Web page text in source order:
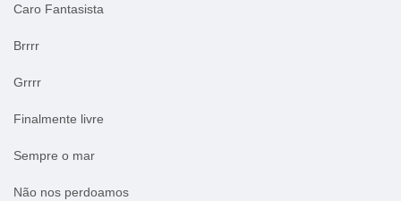
Caro Fantasista
Brrrr
Grrrr
Finalmente livre
Sempre o mar
Não nos perdoamos